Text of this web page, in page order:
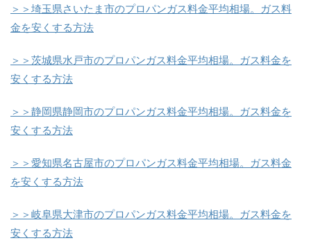
＞＞埼玉県さいたま市のプロパンガス料金平均相場。ガス料
金を安くする方法
＞＞茨城県水戸市のプロパンガス料金平均相場。ガス料金を
安くする方法
＞＞静岡県静岡市のプロパンガス料金平均相場。ガス料金を
安くする方法
＞＞愛知県名古屋市のプロパンガス料金平均相場。ガス料金
を安くする方法
＞＞岐阜県大津市のプロパンガス料金平均相場。ガス料金を
安くする方法